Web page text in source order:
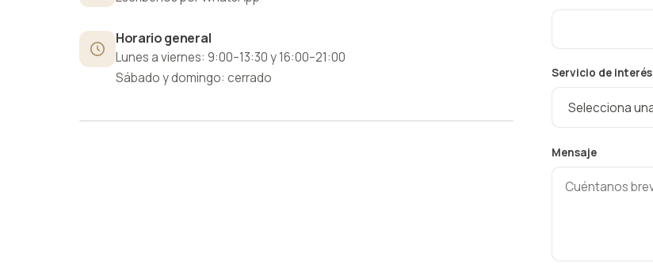
Horario general
Lunes a viernes: 9:00–13:30 y 16:00–21:00
Sábado y domingo: cerrado
Servicio de interés
Mensaje